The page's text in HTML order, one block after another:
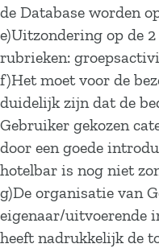
de Database worden
e)Uitzondering op de
rubrieken:
f)Het moet voor de
duidelijk zijn dat de
Gebruiker gekozen
door een goede
hotelbar is nog niet
g)De organisatie van
eigenaar/uitvoerende
heeft nadrukkelijk de